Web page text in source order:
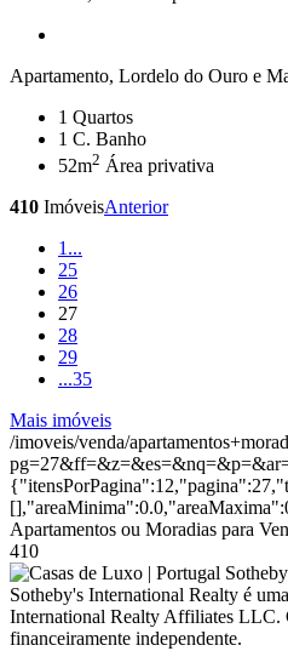
Apartamento, Lordelo do Ouro e
1 Quartos
1 C. Banho
52m2 Área privativa
410 ImóveisAnterior
1 ...
25
26
27
28
29
...35
Mais imóveis
/imoveis/venda/
Apartamentos ou Moradias para
410
Sotheby's International Realty é
International Realty Affiliates LLC.
financeiramente independente.